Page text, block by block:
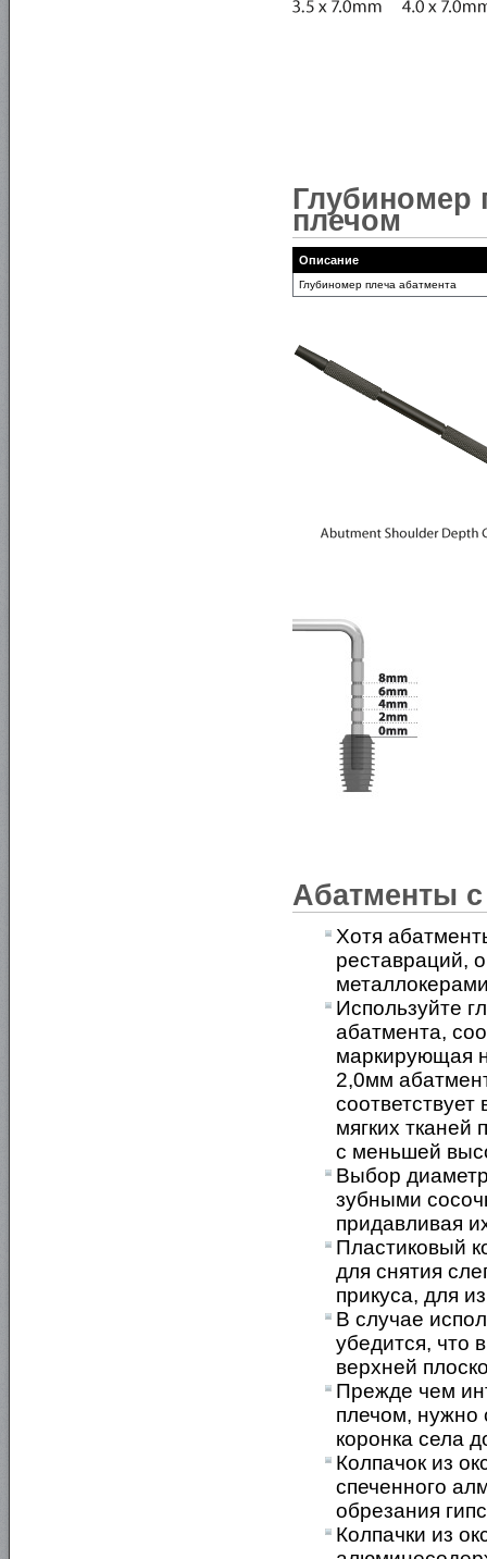
Глубиномер
плечом
Описание
Глубиномер плеча абатмента
Абатменты
Хотя
реставраций,
Используйте
абатмента,
маркирующая
2,0мм
мягких
с меньшей
Выбор
зубными
придавливая
Пластиковый
для снятия
прикуса, для
В случае
убедится, что
верхней
Прежде чем
плечом, нужно
коронка села
Колпачок из
спеченного
обрезания
Колпачки из